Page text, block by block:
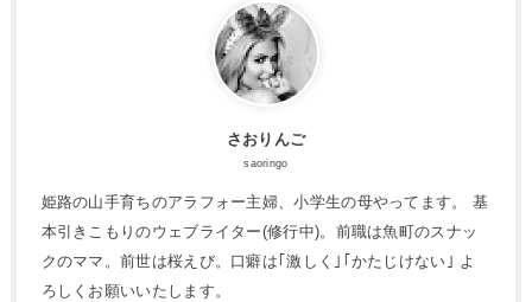
さおりんご
saoringo
姫路の山手育ちのアラフォー主婦、小学生の母やってます。 基
本引きこもりのウェブライター(修行中)。前職は魚町のスナッ
クのママ。前世は桜えび。口癖は｢激しく｣｢かたじけない｣ よ
ろしくお願いいたします。